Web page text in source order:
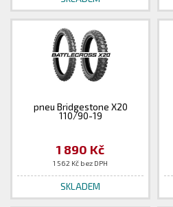
pneu Bridgestone X20
110/90-19
1 890 Kč
1 562 Kč bez DPH
SKLADEM